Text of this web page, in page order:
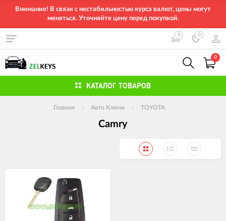
Внимание! В связи с нестабильностью курса валют, цены могут
меняться. Уточняйте цену перед покупкой.
0 0
0
КАТАЛОГ ТОВАРОВ
Главная Авто Ключи TOYOTA
Camry